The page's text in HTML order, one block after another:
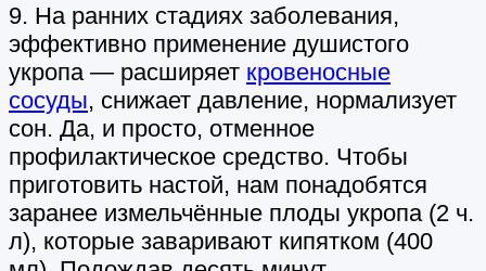
9. На ранних стадиях заболевания,
эффективно применение душистого
укропа — расширяет кровеносные
сосуды, снижает давление, нормализует
сон. Да, и просто, отменное
профилактическое средство. Чтобы
приготовить настой, нам понадобятся
заранее измельчённые плоды укропа (2 ч.
л), которые заваривают кипятком (400